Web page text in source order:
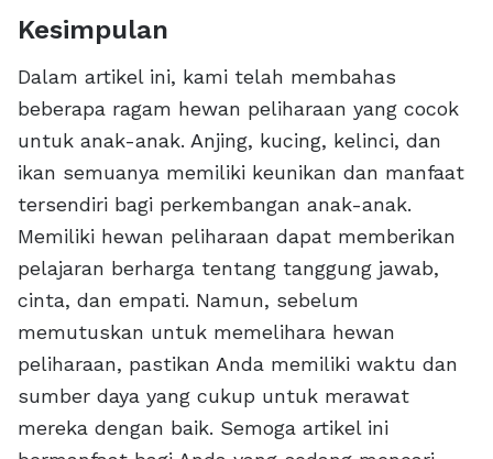
Kesimpulan
Dalam artikel ini, kami telah membahas
beberapa ragam hewan peliharaan yang cocok
untuk anak-anak. Anjing, kucing, kelinci, dan
ikan semuanya memiliki keunikan dan manfaat
tersendiri bagi perkembangan anak-anak.
Memiliki hewan peliharaan dapat memberikan
pelajaran berharga tentang tanggung jawab,
cinta, dan empati. Namun, sebelum
memutuskan untuk memelihara hewan
peliharaan, pastikan Anda memiliki waktu dan
sumber daya yang cukup untuk merawat
mereka dengan baik. Semoga artikel ini